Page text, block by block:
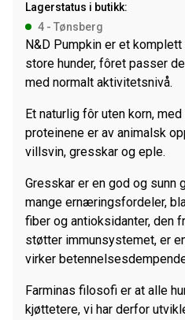
Apple
Adult
Medium
&
Maxi
2,5
kg
antall
Lagerstatus i butikk:
4 - Tønsberg
N&D Pumpkin er et
store hunder, fôret passer
med normalt aktivitetsnivå.
Et naturlig fôr uten korn,
proteinene er av animalsk
villsvin, gresskar og eple.
Gresskar er en god og sunn
mange ernæringsfordeler,
fiber og antioksidanter, den
støtter immunsystemet, er
virker
Farminas filosofi er at alle
kjøttetere, vi har derfor